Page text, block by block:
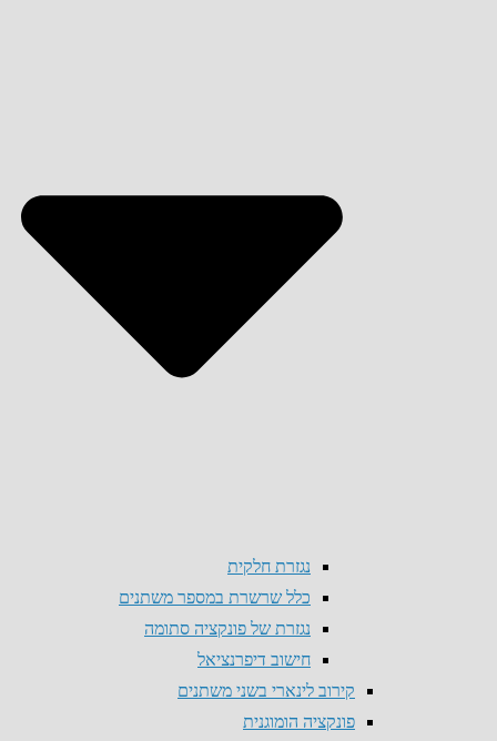
נגזרת חלקית
כלל שרשרת במספר משתנים
נגזרת של פונקציה סתומה
חישוב דיפרנציאל
קירוב לינארי בשני משתנים
פונקציה הומוגנית